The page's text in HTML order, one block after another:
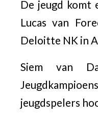
De jeugd komt
Lucas van
Deloitte NK in
Siem van
jeugdspelers